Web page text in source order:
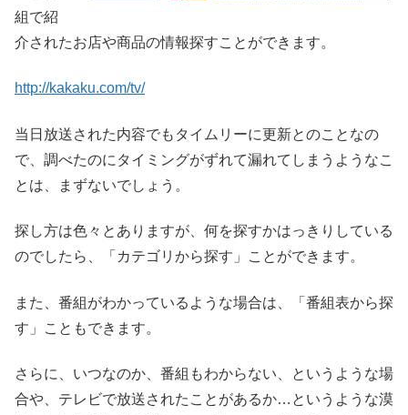
組で紹
介されたお店や商品の情報探すことができます。
http://kakaku.com/tv/
当日放送された内容でもタイムリーに更新とのことなの
で、調べたのにタイミングがずれて漏れてしまうようなこ
とは、まずないでしょう。
探し方は色々とありますが、何を探すかはっきりしている
のでしたら、「カテゴリから探す」ことができます。
また、番組がわかっているような場合は、「番組表から探
す」こともできます。
さらに、いつなのか、番組もわからない、というような場
合や、テレビで放送されたことがあるか…というような漠